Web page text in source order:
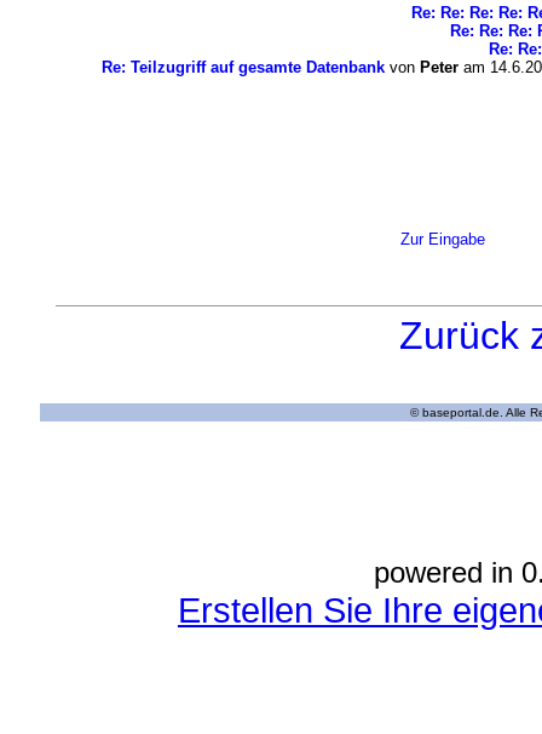
Re: Re: Re: Re:
Re: Re: Re:
Re:
Re: Teilzugriff auf gesamte Datenbank von Peter am
Zur Eingabe
Zurück
© baseportal.de. Alle
powered in
Erstellen Sie Ihre